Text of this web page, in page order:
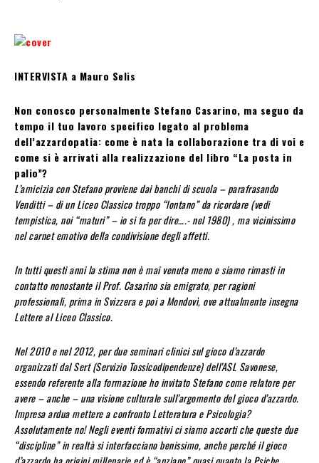
INTERVISTA a Mauro Selis
Non conosco personalmente Stefano Casarino, ma seguo da
tempo il tuo lavoro specifico legato al problema
dell’azzardopatia: come è nata la collaborazione tra di voi e
come si è arrivati alla realizzazione del libro “La posta in
palio”?
L’amicizia con Stefano proviene dai banchi di scuola – parafrasando
Venditti – di un Liceo Classico troppo “lontano” da ricordare (vedi
tempistica, noi “maturi” – io si fa per dire….- nel 1980) , ma vicinissimo
nel carnet emotivo della condivisione degli affetti.
In tutti questi anni la stima non è mai venuta meno e siamo rimasti in
contatto nonostante il Prof. Casarino sia emigrato, per ragioni
professionali, prima in Svizzera e poi a Mondovì, ove attualmente insegna
Lettere al Liceo Classico.
Nel 2010 e nel 2012, per due seminari clinici sul gioco d’azzardo
organizzati dal Sert (Servizio Tossicodipendenze) dell’ASL Savonese,
essendo referente alla formazione ho invitato Stefano come relatore per
avere – anche – una visione culturale sull’argomento del gioco d’azzardo.
Impresa ardua mettere a confronto Letteratura e Psicologia?
Assolutamente no! Negli eventi formativi ci siamo accorti che queste due
“discipline” in realtà si interfacciano benissimo, anche perché il gioco